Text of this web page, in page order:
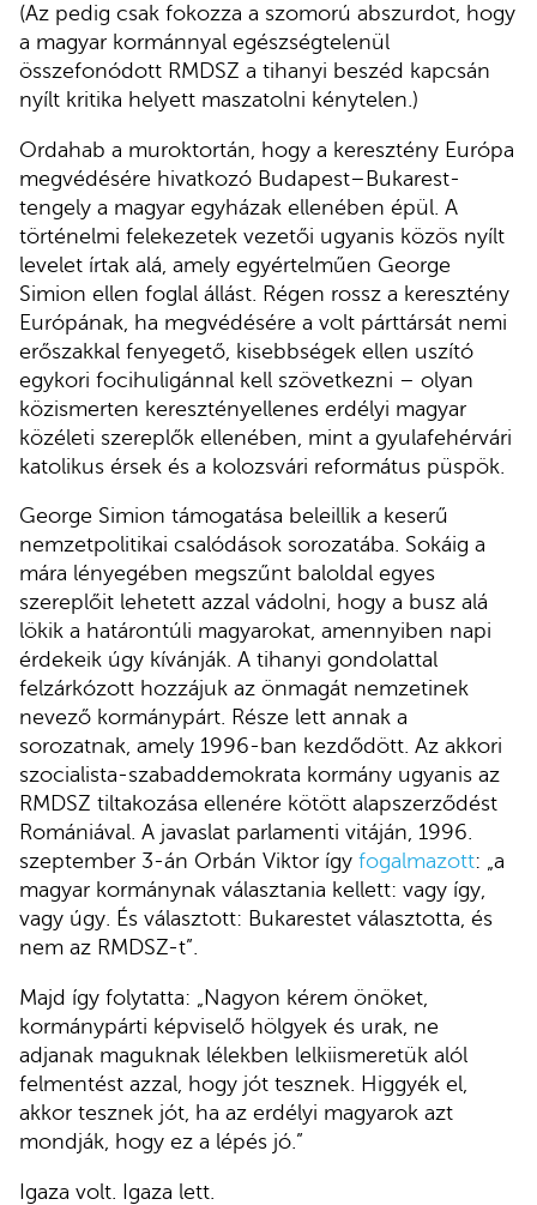
(Az pedig csak fokozza a szomorú abszurdot, hogy
a magyar kormánnyal egészségtelenül
összefonódott RMDSZ a tihanyi beszéd kapcsán
nyílt kritika helyett maszatolni kénytelen.)
Ordahab a muroktortán, hogy a keresztény Európa
megvédésére hivatkozó Budapest–Bukarest-
tengely a magyar egyházak ellenében épül. A
történelmi felekezetek vezetői ugyanis közös nyílt
levelet írtak alá, amely egyértelműen George
Simion ellen foglal állást. Régen rossz a keresztény
Európának, ha megvédésére a volt párttársát nemi
erőszakkal fenyegető, kisebbségek ellen uszító
egykori focihuligánnal kell szövetkezni – olyan
közismerten keresztényellenes erdélyi magyar
közéleti szereplők ellenében, mint a gyulafehérvári
katolikus érsek és a kolozsvári református püspök.
George Simion támogatása beleillik a keserű
nemzetpolitikai csalódások sorozatába. Sokáig a
mára lényegében megszűnt baloldal egyes
szereplőit lehetett azzal vádolni, hogy a busz alá
lökik a határontúli magyarokat, amennyiben napi
érdekeik úgy kívánják. A tihanyi gondolattal
felzárkózott hozzájuk az önmagát nemzetinek
nevező kormánypárt. Része lett annak a
sorozatnak, amely 1996-ban kezdődött. Az akkori
szocialista-szabaddemokrata kormány ugyanis az
RMDSZ tiltakozása ellenére kötött alapszerződést
Romániával. A javaslat parlamenti vitáján, 1996.
szeptember 3-án Orbán Viktor így fogalmazott: „a
magyar kormánynak választania kellett: vagy így,
vagy úgy. És választott: Bukarestet választotta, és
nem az RMDSZ-t”.
Majd így folytatta: „Nagyon kérem önöket,
kormánypárti képviselő hölgyek és urak, ne
adjanak maguknak lélekben lelkiismeretük alól
felmentést azzal, hogy jót tesznek. Higgyék el,
akkor tesznek jót, ha az erdélyi magyarok azt
mondják, hogy ez a lépés jó.”
Igaza volt. Igaza lett.